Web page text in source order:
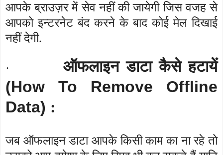
आपके ब्राउज़र में सेव नहीं की जायेगी जिस वजह से
आपको इन्टरनेट बंद करने के बाद कोई मेल दिखाई
नहीं देगी.
·
ऑफलाइन डाटा कैसे हटायें
(How To Remove Offline
Data) :
जब ऑफलाइन डाटा आपके किसी काम का ना रहे तो